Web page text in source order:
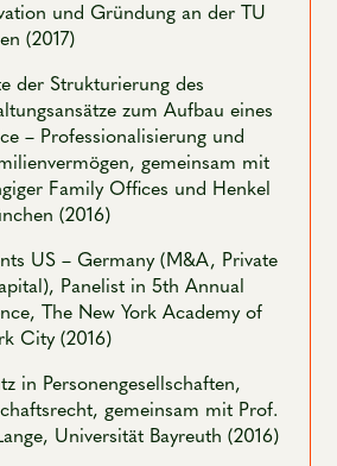
und Gründung an der TU
(2017)
der Strukturierung des
zum Aufbau eines
– Professionalisierung und
gemeinsam mit
Family Offices und Henkel
(2016)
US – Germany (M&A, Private
Panelist in 5th Annual
The New York Academy of
City (2016)
in Personengesellschaften,
gemeinsam mit Prof.
Universität Bayreuth (2016)